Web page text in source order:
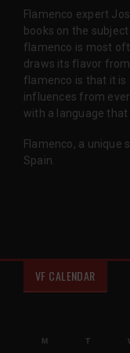
Flamenco expert
books on the
flamenco is most
draws its flavor
flamenco is that it is
influences from
with a language
Flamenco, a unique
Spain.
VF CALENDAR
M T